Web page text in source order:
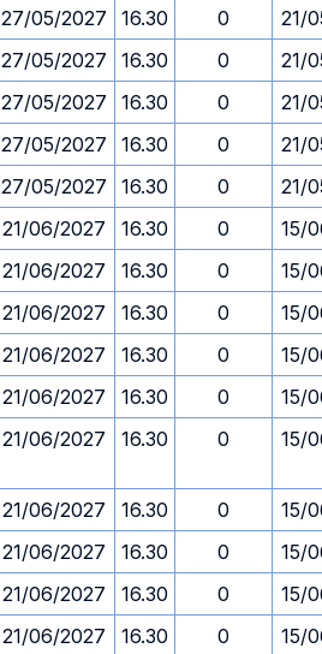
27/05/2027 16.30 0
21/
27/05/2027 16.30 0
21/
27/05/2027 16.30 0
21/
27/05/2027 16.30 0
21/
27/05/2027 16.30 0
21/
21/06/2027 16.30 0
15/
21/06/2027 16.30 0
15/
21/06/2027 16.30 0
15/
21/06/2027 16.30 0
15/
21/06/2027 16.30 0
15/
21/06/2027 16.30 0 15/
21/06/2027 16.30 0
15/
21/06/2027 16.30 0
15/
21/06/2027 16.30 0
15/
21/06/2027 16.30 0
15/